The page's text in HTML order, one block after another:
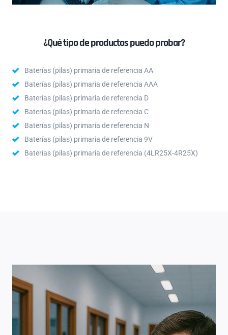
¿Qué tipo de productos puedo probar?
Baterías (pilas) primaria de referencia AA
Baterías (pilas) primaria de referencia AAA
Baterías (pilas) primaria de referencia D
Baterías (pilas) primaria de referencia C
Baterías (pilas) primaria de referencia N
Baterías (pilas) primaria de referencia 9V
Baterías (pilas) primaria de referencia (4LR25X-4R25X)